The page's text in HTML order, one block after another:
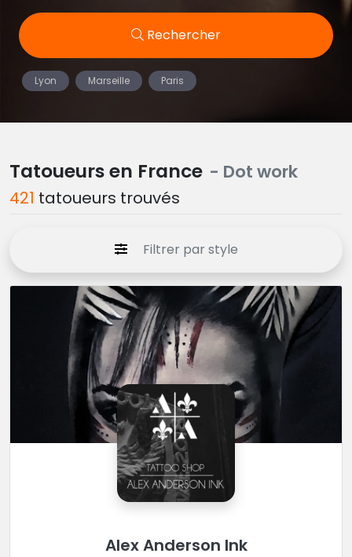
Rechercher
Lyon Marseille Paris
Tatoueurs en France - Dot work
421 tatoueurs trouvés
Filtrer par style
Alex Anderson Ink